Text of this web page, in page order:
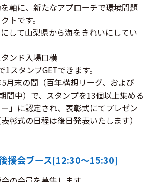
軸に、新たなアプローチで環境問題
トです。
して山梨県から海をきれいにしてい
ンド入場口横
スタンプGETできます。
月末の間（百年構想リーグ、および
間中）で、スタンプを13個以上集める
」に認定され、表彰式にてプレゼン
彰式の日程は後日発表いたします）
援会ブース[12:30～15:30]